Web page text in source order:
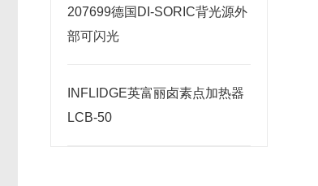
207699德国DI-SORIC背光源外
部可闪光
INFLIDGE英富丽卤素点加热器
LCB-50